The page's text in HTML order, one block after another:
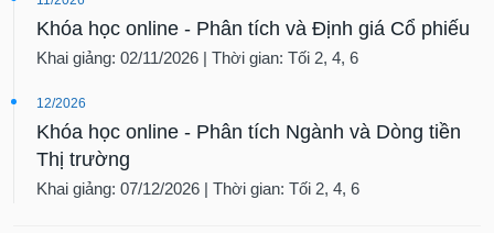
Khóa học online - Phân tích và Định giá Cổ phiếu
Khai giảng: 02/11/2026 | Thời gian: Tối 2, 4, 6
12/2026
Khóa học online - Phân tích Ngành và Dòng tiền
Thị trường
Khai giảng: 07/12/2026 | Thời gian: Tối 2, 4, 6